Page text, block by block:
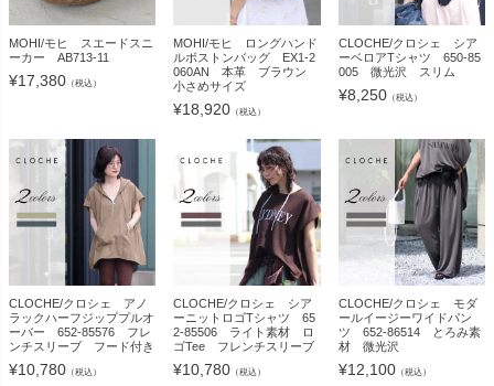
MOHI/モヒ スエードスニ
ーカー AB713-11
¥17,380 （税込）
MOHI/モヒ ロングハンド
ルボストンバッグ EX1-2
060AN 本革 ブラウン
小さめサイズ
¥18,920 （税込）
CLOCHE/クロシェ シア
ーベロアTシャツ 650-85
005 微光沢 スリム
¥8,250（税込）
CLOCHE/クロシェ アノ
ラックハーフジッププルオ
ーバー 652-85576 フレ
ンチスリーブ フード付き
¥10,780 （税込）
CLOCHE/クロシェ シア
ーニットロゴTシャツ 65
2-85506 ライト素材 ロ
ゴTee フレンチスリーブ
¥10,780 （税込）
CLOCHE/クロシェ モダ
ールイージーワイドパン
ツ 652-86514 とろみ素
材 微光沢
¥12,100（税込）